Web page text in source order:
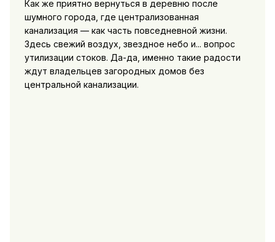
Как же приятно вернуться в деревню после
шумного города, где централизованная
канализация — как часть повседневной жизни.
Здесь свежий воздух, звездное небо и... вопрос
утилизации стоков. Да-да, именно такие радости
ждут владельцев загородных домов без
центральной канализации.